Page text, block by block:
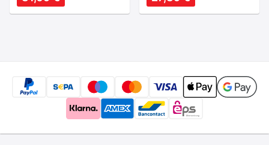
DSLR Kamera Freies
kamera objektiv